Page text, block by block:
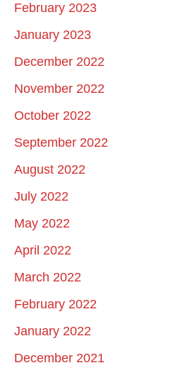
February 2023
January 2023
December 2022
November 2022
October 2022
September 2022
August 2022
July 2022
May 2022
April 2022
March 2022
February 2022
January 2022
December 2021